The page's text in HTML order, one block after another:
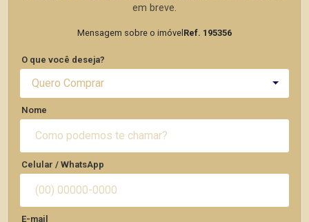
em breve.
Mensagem sobre o imóvel Ref. 195356
O que você deseja?
Quero Comprar
Nome
Celular / WhatsApp
E-mail